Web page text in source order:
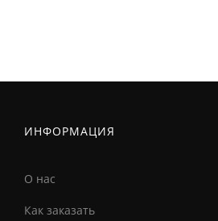
ИНФОРМАЦИЯ
О нас
Как заказать